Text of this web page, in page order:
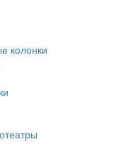
колонки